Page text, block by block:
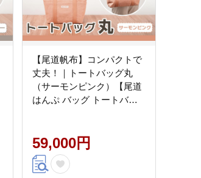
【尾道帆布】コンパクトで
丈夫！｜トートバッグ丸
（サーモンピンク）【尾道
はんぷ バッグ トートバッ
め 広島県 尾道市】
59,000円